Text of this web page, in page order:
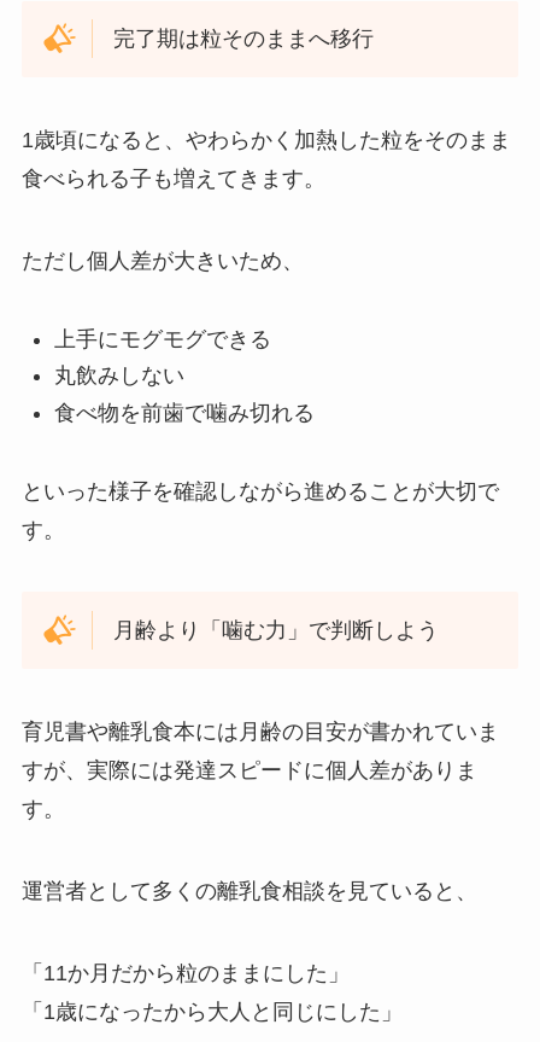
完了期は粒そのままへ移行
1歳頃になると、やわらかく加熱した粒をそのまま
食べられる子も増えてきます。
ただし個人差が大きいため、
上手にモグモグできる
丸飲みしない
食べ物を前歯で噛み切れる
といった様子を確認しながら進めることが大切で
す。
月齢より「噛む力」で判断しよう
育児書や離乳食本には月齢の目安が書かれていま
すが、実際には発達スピードに個人差がありま
す。
運営者として多くの離乳食相談を見ていると、
「11か月だから粒のままにした」
「1歳になったから大人と同じにした」